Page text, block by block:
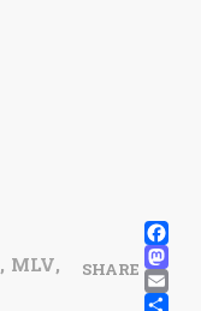
, MLV,
SHARE